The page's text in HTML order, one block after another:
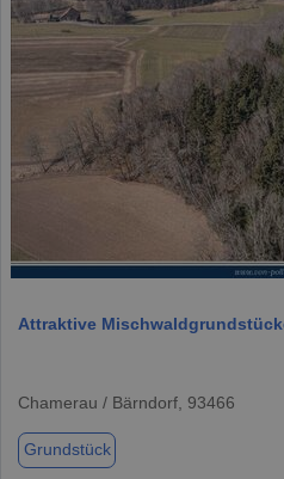
Attraktive
Chamerau / Bärndorf, 93466
Grundstück